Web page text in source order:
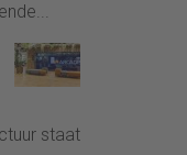
staat